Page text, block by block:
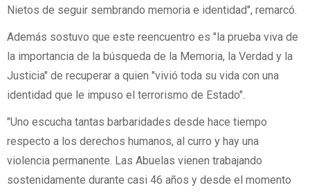
Nietos de seguir sembrando memoria e identidad", remarcó.
Además sostuvo que este reencuentro es "la prueba viva de
la importancia de la búsqueda de la Memoria, la Verdad y la
Justicia" de recuperar a quien "vivió toda su vida con una
identidad que le impuso el terrorismo de Estado".
"Uno escucha tantas barbaridades desde hace tiempo
respecto a los derechos humanos, al curro y hay una
violencia permanente. Las Abuelas vienen trabajando
sostenidamente durante casi 46 años y desde el momento